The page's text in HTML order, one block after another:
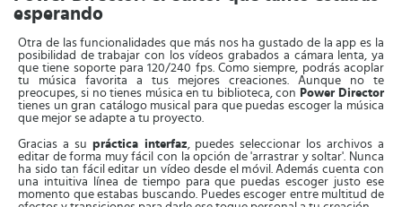
esperando
Otra de las funcionalidades que más nos ha gustado de la app es la
posibilidad de trabajar con los vídeos grabados a cámara lenta, ya
que tiene soporte para 120/240 fps. Como siempre, podrás acoplar
tu música favorita a tus mejores creaciones. Aunque no te
preocupes, si no tienes música en tu biblioteca, con Power Director
tienes un gran catálogo musical para que puedas escoger la música
que mejor se adapte a tu proyecto.
Gracias a su práctica interfaz, puedes seleccionar los archivos a
editar de forma muy fácil con la opción de 'arrastrar y soltar'. Nunca
ha sido tan fácil editar un vídeo desde el móvil. Además cuenta con
una intuitiva línea de tiempo para que puedas escoger justo ese
momento que estabas buscando. Puedes escoger entre multitud de